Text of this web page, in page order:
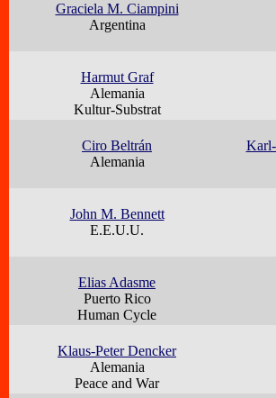
Graciela M. Ciampini
Argentina
Harmut Graf
Alemania
Kultur-Substrat
Ciro Beltrán
Alemania
John M. Bennett
E.E.U.U.
Elias Adasme
Puerto Rico
Human Cycle
Klaus-Peter Dencker
Alemania
Peace and War